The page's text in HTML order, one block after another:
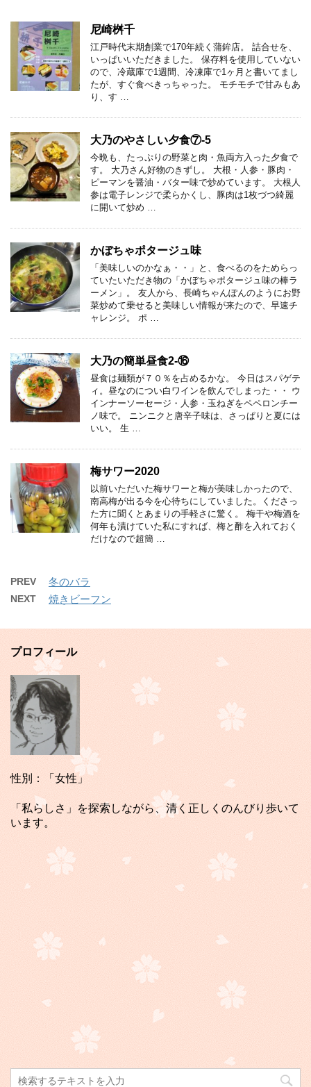
尼崎桝千
江戸時代末期創業で170年続く蒲鉾店。 詰合せを、
いっぱいいただきました。 保存料を使用していない
ので、冷蔵庫で1週間、冷凍庫で1ヶ月と書いてまし
たが、すぐ食べきっちゃった。 モチモチで甘みもあ
り、す …
大乃のやさしい夕食⑦-5
今晩も、たっぷりの野菜と肉・魚両方入った夕食で
す。 大乃さん好物のきずし。 大根・人参・豚肉・
ピーマンを醤油・バター味で炒めています。 大根人
参は電子レンジで柔らかくし、豚肉は1枚づつ綺麗
に開いて炒め …
かぼちゃポタージュ味
「美味しいのかなぁ・・」と、食べるのをためらっ
ていたいただき物の「かぼちゃポタージュ味の棒ラ
ーメン」。 友人から、長崎ちゃんぽんのようにお野
菜炒めて乗せると美味しい情報が来たので、早速チ
ャレンジ。 ポ …
大乃の簡単昼食2-⑯
昼食は麺類が７０％を占めるかな。 今日はスパゲテ
ィ。昼なのについ白ワインを飲んでしまった・・ ウ
インナーソーセージ・人参・玉ねぎをペペロンチー
ノ味で。 ニンニクと唐辛子味は、さっぱりと夏には
いい。 生 …
梅サワー2020
以前いただいた梅サワーと梅が美味しかったので、
南高梅が出る今を心待ちにしていました。くださっ
た方に聞くとあまりの手軽さに驚く。 梅干や梅酒を
何年も漬けていた私にすれば、梅と酢を入れておく
だけなので超簡 …
PREV 冬のバラ
NEXT 焼きビーフン
プロフィール
性別：「女性」
「私らしさ」を探索しながら、清く正しくのんびり歩いて
います。